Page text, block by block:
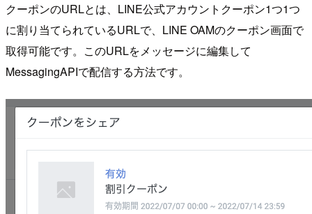
クーポンのURLとは、LINE公式アカウントクーポン1つ1つ
に割り当てられているURLで、LINE OAMのクーポン画面で
取得可能です。このURLをメッセージに編集して
MessagingAPIで配信する方法です。